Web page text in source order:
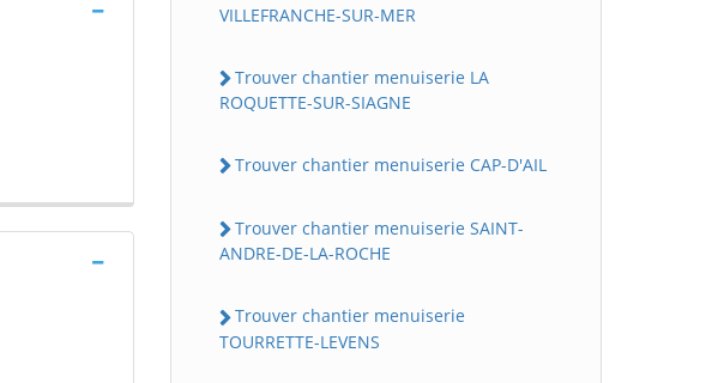
VILLEFRANCHE-SUR-MER
Trouver chantier menuiserie LA
ROQUETTE-SUR-SIAGNE
Trouver chantier menuiserie CAP-D'AIL
Trouver chantier menuiserie SAINT-
ANDRE-DE-LA-ROCHE
Trouver chantier menuiserie
TOURRETTE-LEVENS